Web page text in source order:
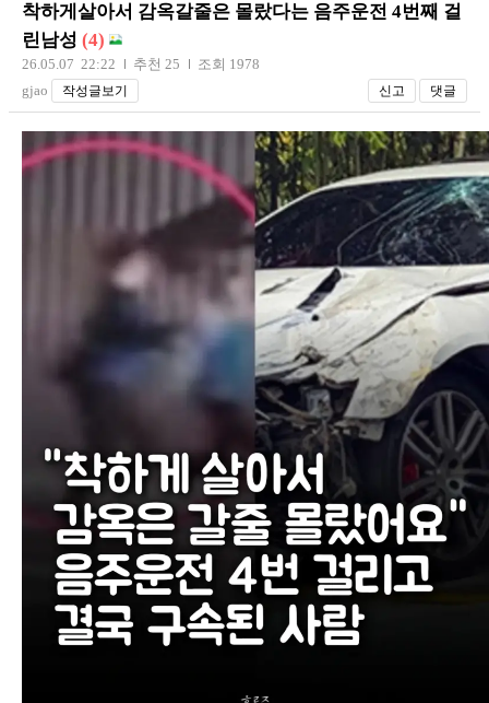
장착시공사진
착하게살아서 감옥갈줄은 몰랐다는 음주운전 4번째 걸
린남성 (4)
26.05.07 22:22 추천 25
조회 1978
gjao
작성글보기 신고 댓글